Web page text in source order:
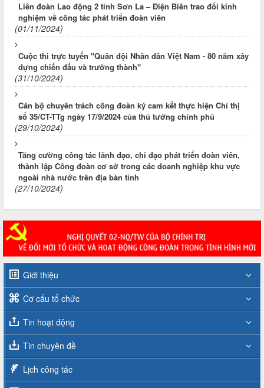
Liên đoàn Lao động 2 tỉnh Sơn La – Điện Biên trao đổi kinh
nghiệm về công tác phát triển đoàn viên
(01/11/2024)
Cuộc thi trực tuyến "Quân đội Nhân dân Việt Nam - 80 năm xây
dựng chiến đấu và trưởng thành"
(31/10/2024)
Cán bộ chuyên trách công đoàn ký cam kết thực hiện Chỉ thị
số 35/CT-TTg ngày 17/9/2024 của thủ tướng chính phủ
(29/10/2024)
Tăng cường công tác lãnh đạo, chỉ đạo phát triển đoàn viên,
thành lập Công đoàn cơ sở trong các doanh nghiệp khu vực
ngoài nhà nước trên địa bàn tỉnh
(27/10/2024)
Giới thiệu
Cơ cấu tổ chức
Tin hoạt động
Tin chuyên đề
Lịch công tác